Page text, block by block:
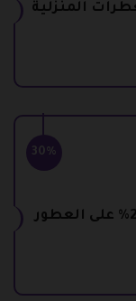
المنزلية
30%
كود خصم برفيوم كو 2026 بخصم 20% على العطور